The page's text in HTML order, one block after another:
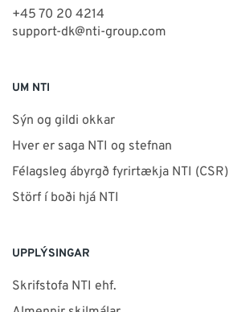
+45 70 20 4214
support-dk@nti-group.com
UM NTI
Sýn og gildi okkar
Hver er saga NTI og stefnan
Félagsleg ábyrgð fyrirtækja NTI (CSR)
Störf í boði hjá NTI
UPPLÝSINGAR
Skrifstofa NTI ehf.